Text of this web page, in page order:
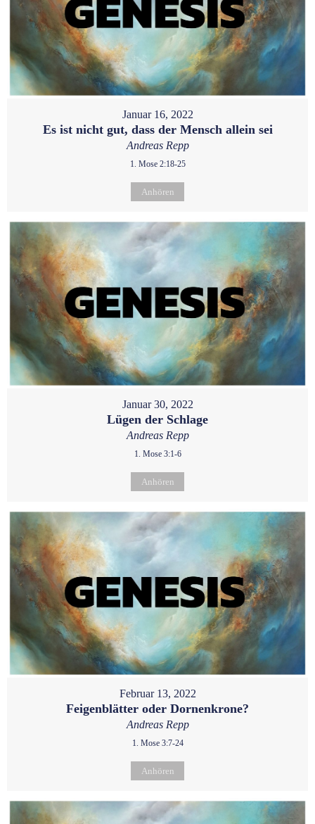
Januar 16, 2022
Es ist nicht gut, dass der Mensch allein sei
Andreas Repp
1. Mose 2:18-25
Anhören
Januar 30, 2022
Lügen der Schlage
Andreas Repp
1. Mose 3:1-6
Anhören
Februar 13, 2022
Feigenblätter oder Dornenkrone?
Andreas Repp
1. Mose 3:7-24
Anhören